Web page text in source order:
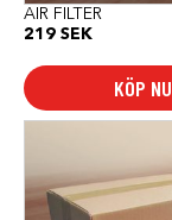
AIR FILTER
219 SEK
KÖP NU